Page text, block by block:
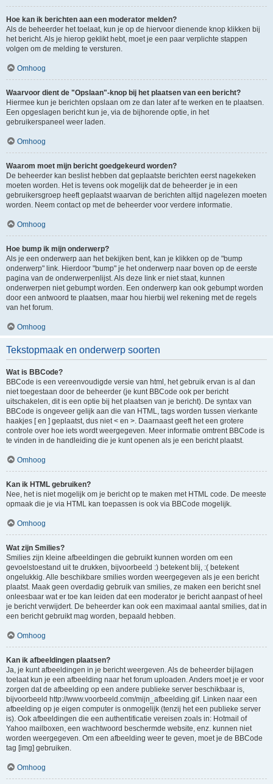
Hoe kan ik berichten aan een moderator melden?
Als de beheerder het toelaat, kun je op de hiervoor dienende knop klikken bij
het bericht. Als je hierop geklikt hebt, moet je een paar verplichte stappen
volgen om de melding te versturen.
Omhoog
Waarvoor dient de "Opslaan"-knop bij het plaatsen van een bericht?
Hiermee kun je berichten opslaan om ze dan later af te werken en te plaatsen.
Een opgeslagen bericht kun je, via de bijhorende optie, in het
gebruikerspaneel weer laden.
Omhoog
Waarom moet mijn bericht goedgekeurd worden?
De beheerder kan beslist hebben dat geplaatste berichten eerst nagekeken
moeten worden. Het is tevens ook mogelijk dat de beheerder je in een
gebruikersgroep heeft geplaatst waarvan de berichten altijd nagelezen moeten
worden. Neem contact op met de beheerder voor verdere informatie.
Omhoog
Hoe bump ik mijn onderwerp?
Als je een onderwerp aan het bekijken bent, kan je klikken op de "bump
onderwerp" link. Hierdoor "bump" je het onderwerp naar boven op de eerste
pagina van de onderwerpenlijst. Als deze link er niet staat, kunnen
onderwerpen niet gebumpt worden. Een onderwerp kan ook gebumpt worden
door een antwoord te plaatsen, maar hou hierbij wel rekening met de regels
van het forum.
Omhoog
Tekstopmaak en onderwerp soorten
Wat is BBCode?
BBCode is een vereenvoudigde versie van html, het gebruik ervan is al dan
niet toegestaan door de beheerder (je kunt BBCode ook per bericht
uitschakelen, dit is een optie bij het plaatsen van je bericht). De syntax van
BBCode is ongeveer gelijk aan die van HTML, tags worden tussen vierkante
haakjes [ en ] geplaatst, dus niet < en >. Daarnaast geeft het een grotere
controle over hoe iets wordt weergegeven. Meer informatie omtrent BBCode is
te vinden in de handleiding die je kunt openen als je een bericht plaatst.
Omhoog
Kan ik HTML gebruiken?
Nee, het is niet mogelijk om je bericht op te maken met HTML code. De meeste
opmaak die je via HTML kan toepassen is ook via BBCode mogelijk.
Omhoog
Wat zijn Smilies?
Smilies zijn kleine afbeeldingen die gebruikt kunnen worden om een
gevoelstoestand uit te drukken, bijvoorbeeld :) betekent blij, :( betekent
ongelukkig. Alle beschikbare smilies worden weergegeven als je een bericht
plaatst. Maak geen overdadig gebruik van smilies, ze maken een bericht snel
onleesbaar wat er toe kan leiden dat een moderator je bericht aanpast of heel
je bericht verwijdert. De beheerder kan ook een maximaal aantal smilies, dat in
een bericht gebruikt mag worden, bepaald hebben.
Omhoog
Kan ik afbeeldingen plaatsen?
Ja, je kunt afbeeldingen in je bericht weergeven. Als de beheerder bijlagen
toelaat kun je een afbeelding naar het forum uploaden. Anders moet je er voor
zorgen dat de afbeelding op een andere publieke server beschikbaar is,
bijvoorbeeld http://www.voorbeeld.com/mijn_afbeelding.gif. Linken naar een
afbeelding op je eigen computer is onmogelijk (tenzij het een publieke server
is). Ook afbeeldingen die een authentificatie vereisen zoals in: Hotmail of
Yahoo mailboxen, een wachtwoord beschermde website, enz. kunnen niet
worden weergegeven. Om een afbeelding weer te geven, moet je de BBCode
tag [img] gebruiken.
Omhoog